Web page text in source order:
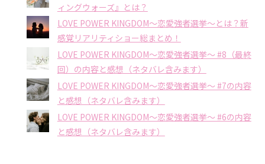
ィングウォーズ』とは？
LOVE POWER KINGDOM〜恋愛強者選挙〜とは？新
感覚リアリティショー総まとめ！
LOVE POWER KINGDOM〜恋愛強者選挙〜 #8（最終
回）の内容と感想（ネタバレ含みます）
LOVE POWER KINGDOM〜恋愛強者選挙〜 #7の内容
と感想（ネタバレ含みます）
LOVE POWER KINGDOM〜恋愛強者選挙〜 #6の内容
と感想（ネタバレ含みます）